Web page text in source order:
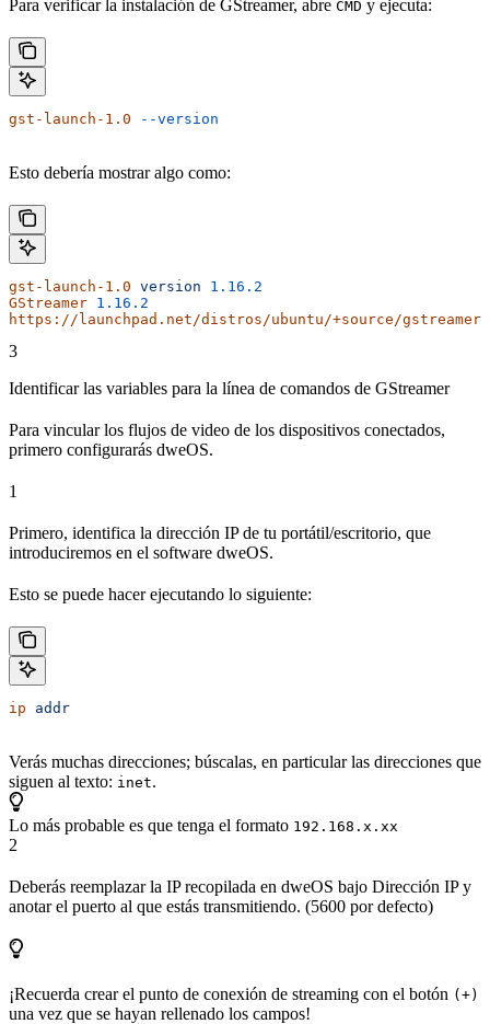
Para verificar la instalación de GStreamer, abre CMD y ejecuta:
gst-launch-1.0 --version
Esto debería mostrar algo como:
gst-launch-1.0 version 1.16.2
GStreamer 1.16.2
https://launchpad.net/distros/ubuntu/+source/
3
Identificar las variables para la línea de comandos de GStreamer
Para vincular los flujos de video de los dispositivos conectados,
primero configurarás dweOS.
1
Primero, identifica la dirección IP de tu portátil/escritorio, que
introduciremos en el software dweOS.
Esto se puede hacer ejecutando lo siguiente:
ip addr
Verás muchas direcciones; búscalas, en particular las direcciones que
siguen al texto: inet.
Lo más probable es que tenga el formato 192.168.x.xx
2
Deberás reemplazar la IP recopilada en dweOS bajo Dirección IP y
anotar el puerto al que estás transmitiendo. (5600 por defecto)
¡Recuerda crear el punto de conexión de streaming con el botón (+)
una vez que se hayan rellenado los campos!